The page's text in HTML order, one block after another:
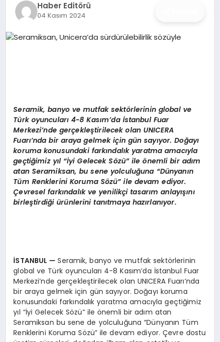
İŞ DÜNYASI
KRIPTO PARA
GEZI & SEYAHAT
OYUN
Haber Editörü
04 Kasım 2024
Seramik, banyo ve mutfak sektörlerinin global ve
Türk oyuncuları 4-8 Kasım’da İstanbul Fuar
Merkezi’nde gerçekleştirilecek olan UNICERA
Fuarı’nda bir araya gelmek için gün sayıyor. Doğayı
koruma konusundaki farkındalık yaratma amacıyla
geçtiğimiz yıl “İyi Gelecek Sözü” ileönemli bir adım
atan Seramiksan, bu sene yolculuğuna “Dünyanın
Tüm Renklerini Koruma Sözü” ile devam ediyor.
Çevresel farkındalık ve yenilikçi tasarım anlayışını
birleştirdiği ürünlerini tanıtmaya hazırlanıyor.
İSTANBUL —Seramik, banyo ve mutfak sektörlerinin
global ve Türk oyuncuları 4-8 Kasım’da İstanbul Fuar
Merkezi’nde gerçekleştirilecek olan UNICERA Fuarı’nda
bir araya gelmek için gün sayıyor. Doğayı koruma
konusundaki farkındalık yaratma amacıyla geçtiğimiz
yıl “İyi Gelecek Sözü” ile önemli bir adım atan
Seramiksan bu sene de yolculuğuna “Dünyanın Tüm
Renklerini Koruma Sözü” ile devam ediyor. Çevre dostu